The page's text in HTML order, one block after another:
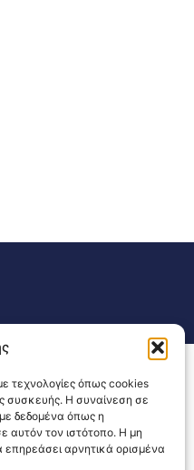
τεχνολογίες όπως cookies
συσκευής. Η συναίνεση σε
δεδομένα όπως η
αυτόν τον ιστότοπο. Η μη
αρνητικά ορισμένα